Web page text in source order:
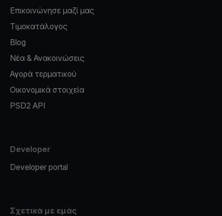
Επικοινώνησε μαζί μας
Τιμοκατάλογος
Blog
Νέα & Ανακοινώσεις
Αγορά τερματικού
Οικονομικά στοιχεία
PSD2 API
Developer
Developer portal
Σχετικά με εμάς